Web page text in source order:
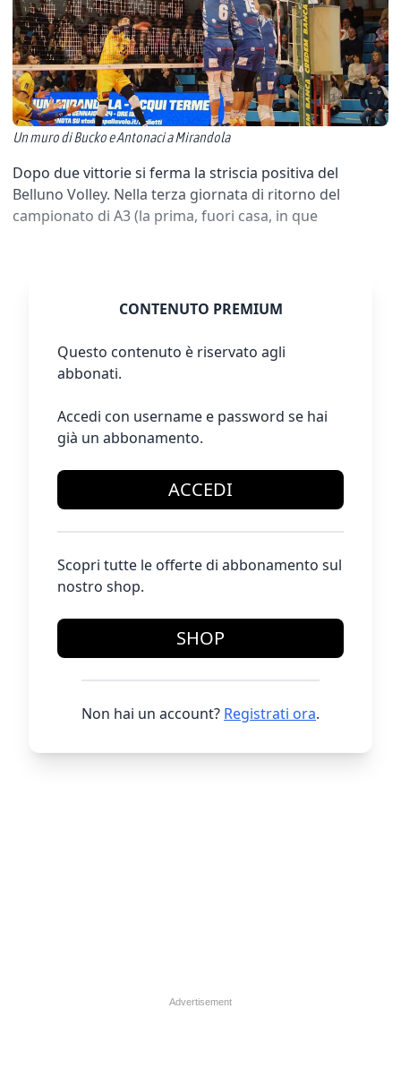
Un muro di Bucko e Antonaci a Mirandola
Dopo due vittorie si ferma la striscia positiva del
Belluno Volley. Nella terza giornata di ritorno del
campionato di A3 (la prima, fuori casa, in que
CONTENUTO PREMIUM
Questo contenuto è riservato agli
abbonati.
Accedi con username e password se hai
già un abbonamento.
ACCEDI
Scopri tutte le offerte di abbonamento sul
nostro shop.
SHOP
Non hai un account? Registrati ora.